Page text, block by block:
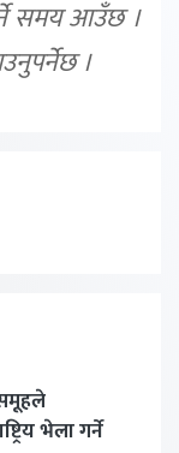
समय आउँछ ।
।
भेला गर्ने